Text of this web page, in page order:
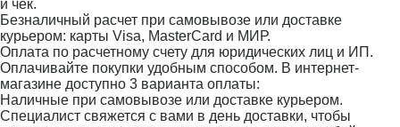
и чек.
Безналичный расчет при самовывозе или доставке
курьером: карты Visa, MasterCard и МИР.
Оплата по расчетному счету для юридических лиц и ИП.
Оплачивайте покупки удобным способом. В интернет-
магазине доступно 3 варианта оплаты:
Наличные при самовывозе или доставке курьером.
Специалист свяжется с вами в день доставки, чтобы